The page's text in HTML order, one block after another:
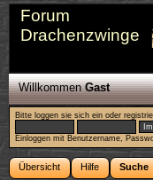
Forum
Drachenzwinge
WillkommenGast
Bitte loggen sie sich ein oder
Einloggen mit Benutzername,
Übersicht Hilfe Suche